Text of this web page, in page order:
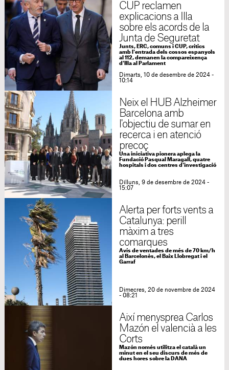
CUP reclamen
explicacions a Illa
sobre els acords de la
Junta de Seguretat
Junts, ERC, comuns i CUP, crítics
amb l'entrada dels cossos espanyols
al 112, demanen la compareixença
d'Illa al Parlament
Dimarts, 10 de desembre de 2024 -
10:14
Neix el HUB Alzheimer
Barcelona amb
l'objectiu de sumar en
recerca i en atenció
precoç
Una iniciativa pionera aplega la
Fundació Pasqual Maragall, quatre
hospitals i dos centres d'investigació
Dilluns, 9 de desembre de 2024 -
15:07
Alerta per forts vents a
Catalunya: perill
màxim a tres
comarques
Avís de ventades de més de 70 km/h
al Barcelonès, el Baix Llobregat i el
Garraf
Dimecres, 20 de novembre de 2024
- 08:21
Així menysprea Carlos
Mazón el valencià a les
Corts
Mazón només utilitza el català un
minut en el seu discurs de més de
dues hores sobre la DANA